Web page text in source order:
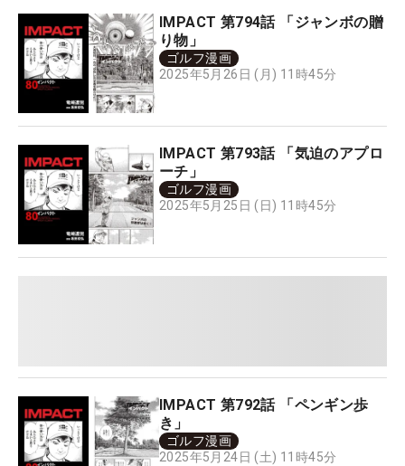
IMPACT 第794話 「ジャンボの贈
り物」
ゴルフ漫画
2025年5月26日 (月) 11時45分
IMPACT 第793話 「気迫のアプロ
ーチ」
ゴルフ漫画
2025年5月25日 (日) 11時45分
IMPACT 第792話 「ペンギン歩
き」
ゴルフ漫画
2025年5月24日 (土) 11時45分